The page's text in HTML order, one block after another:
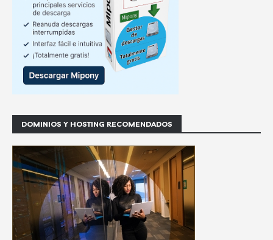
DOMINIOS Y HOSTING RECOMENDADOS